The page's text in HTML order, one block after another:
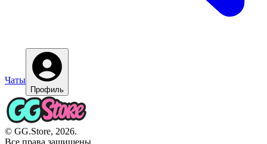
Чаты
Профиль
© GG.Store, 2026.
Все права защищены